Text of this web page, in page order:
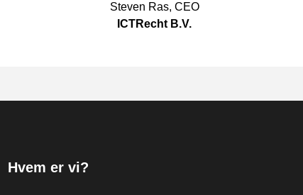
Steven Ras, CEO
ICTRecht B.V.
Hvem er vi?